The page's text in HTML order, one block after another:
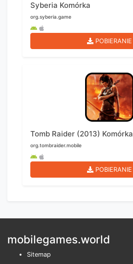
Syberia Komórka
org.syberia.game
POBIERANIE
Tomb Raider (2013) Komórka
org.tombraider.mobile
POBIERANIE
mobilegames.world
Sitemap